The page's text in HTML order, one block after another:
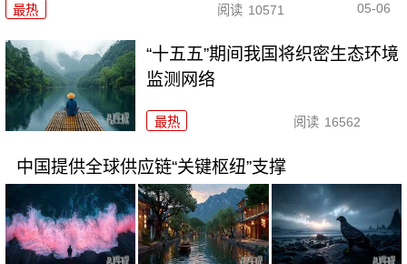
最热 阅读 10571 05-06
“十五五”期间我国将织密生态环境
监测网络
最热 阅读 16562
中国提供全球供应链“关键枢纽”支撑